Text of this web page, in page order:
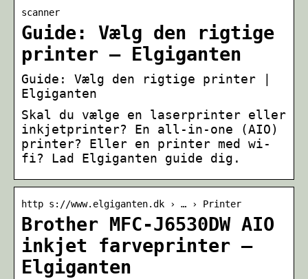
scanner
Guide: Vælg den rigtige
printer – Elgiganten
Guide: Vælg den rigtige printer |
Elgiganten
Skal du vælge en laserprinter eller
inkjetprinter? En all-in-one (AIO)
printer? Eller en printer med wi-
fi? Lad Elgiganten guide dig.
http s://www.elgiganten.dk › … › Printer
Brother MFC-J6530DW AIO
inkjet farveprinter –
Elgiganten